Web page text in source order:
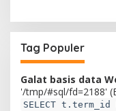
Tag Populer
Galat basis data
'/tmp/#sql/fd=2188'
SELECT t.term_id